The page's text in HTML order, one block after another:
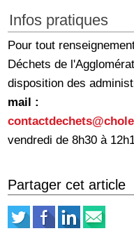
Infos pratiques
Pour tout
Déchets de
disposition des
mail :
vendredi de 8h30 à
Partager cet article